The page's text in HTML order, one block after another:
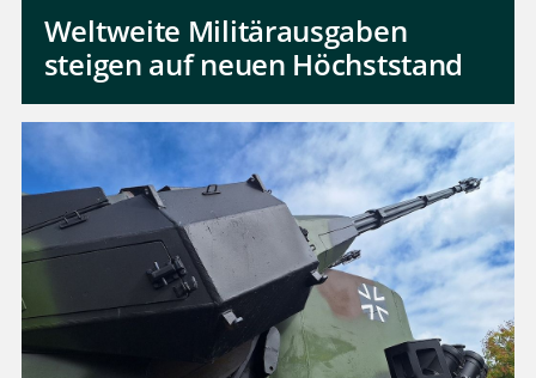
Weltweite Militärausgaben
steigen auf neuen Höchststand